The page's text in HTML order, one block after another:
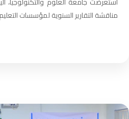
مناقشة التقارير السنوية لمؤسسات التعليم